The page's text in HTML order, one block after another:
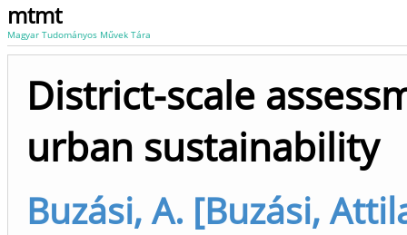
mtmt
Magyar Tudományos Művek Tára
District-scale
urban sustainability
Buzási, A. [Buzási,